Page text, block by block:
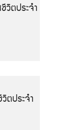
วิตประจำ
ตประจำ